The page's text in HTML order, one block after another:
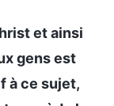
et ainsi
gens est
à ce sujet,